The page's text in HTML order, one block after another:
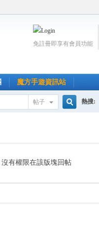
免註冊即享有會員功能
魔方手遊資訊站
帖子
索
熱搜:
有權限在該版塊回帖